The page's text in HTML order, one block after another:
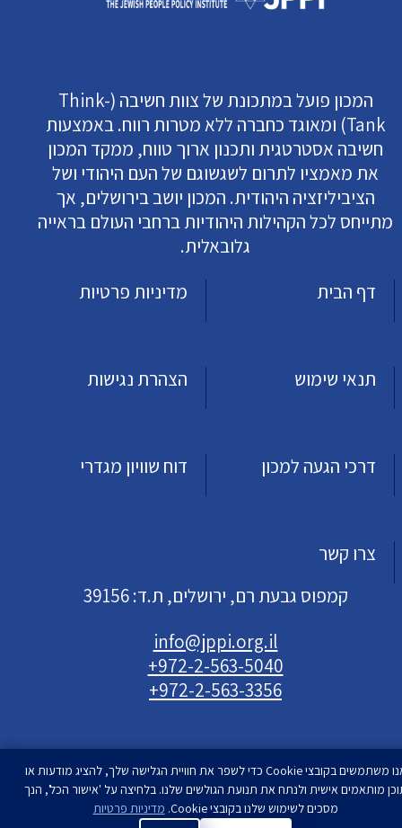
המכון פועל במתכונת של צוות חשיבה (Think-
Tank) ומאוגד כחברה ללא מטרות רווח. באמצעות
חשיבה אסטרטגית ותכנון ארוך טווח, ממקד המכון
את מאמציו לתרום לשגשוגם של העם היהודי ושל
הציביליזציה היהודית. המכון יושב בירושלים, אך
מתייחס לכל הקהילות היהודיות ברחבי העולם בראייה
גלובאלית.
דף הבית
מדיניות פרטיות
תנאי שימוש הצהרת נגישות
דרכי הגעה למכון דוח שוויון מגדרי
צרו קשר
קמפוס גבעת רם, ירושלים, ת.ד: 39156
info@jppi.org.il
+972-2-563-5040
+972-2-563-3356
עיצוב ופיתוחסטודיו רימון| המכון למדיניות העם
אנו משתמשים בקובצי Cookie כדי לשפר את חוויית הגלישה שלך, להציג מודעות או
מותאמים אישית ולנתח את תנועת הגולשים שלנו. בלחיצה על 'אישור הכל', הנך
מסכים לשימוש שלנו בקובצי Cookie.
מדיניות פרטיות